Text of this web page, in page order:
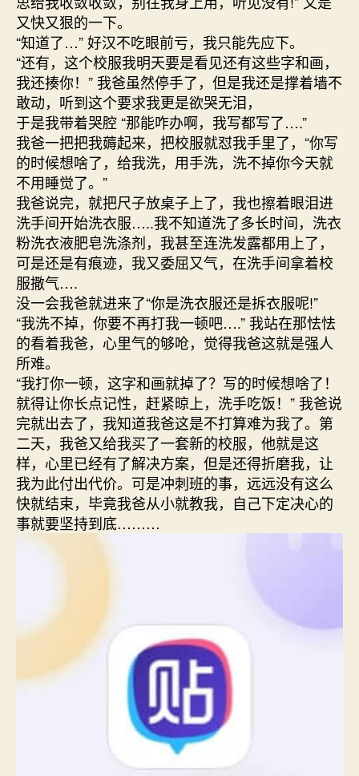
又快又狠的一下。
“知道了…” 好汉不吃眼前亏，我只能先应下。
“还有，这个校服我明天要是看见还有这些字和画，
我还揍你！” 我爸虽然停手了，但是我还是撑着墙不
敢动，听到这个要求我更是欲哭无泪，
于是我带着哭腔 “那能咋办啊，我写都写了….”
我爸一把把我薅起来，把校服就怼我手里了，“你写
的时候想啥了，给我洗，用手洗，洗不掉你今天就
不用睡觉了。”
我爸说完，就把尺子放桌子上了，我也擦着眼泪进
洗手间开始洗衣服…..我不知道洗了多长时间，洗衣
粉洗衣液肥皂洗涤剂，我甚至连洗发露都用上了，
可是还是有痕迹，我又委屈又气，在洗手间拿着校
服撒气….
没一会我爸就进来了“你是洗衣服还是拆衣服呢!”
“我洗不掉，你要不再打我一顿吧….” 我站在那怯怯
的看着我爸，心里气的够呛，觉得我爸这就是强人
所难。
“我打你一顿，这字和画就掉了？写的时候想啥了！
就得让你长点记性，赶紧晾上，洗手吃饭！” 我爸说
完就出去了，我知道我爸这是不打算难为我了。第
二天，我爸又给我买了一套新的校服，他就是这
样，心里已经有了解决方案，但是还得折磨我，让
我为此付出代价。可是冲刺班的事，远远没有这么
快就结束，毕竟我爸从小就教我，自己下定决心的
事就要坚持到底………